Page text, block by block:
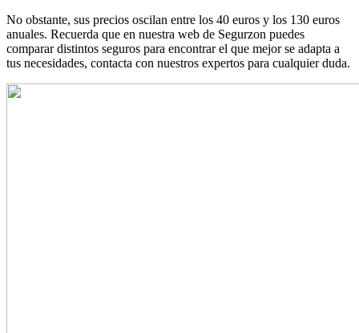
No obstante, sus precios oscilan entre los 40 euros y los 130 euros
anuales. Recuerda que en nuestra web de Segurzon puedes
comparar distintos seguros para encontrar el que mejor se adapta a
tus necesidades, contacta con nuestros expertos para cualquier duda.